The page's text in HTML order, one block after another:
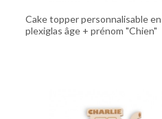
Cake topper personnalisable en
plexiglas âge + prénom "Chien"